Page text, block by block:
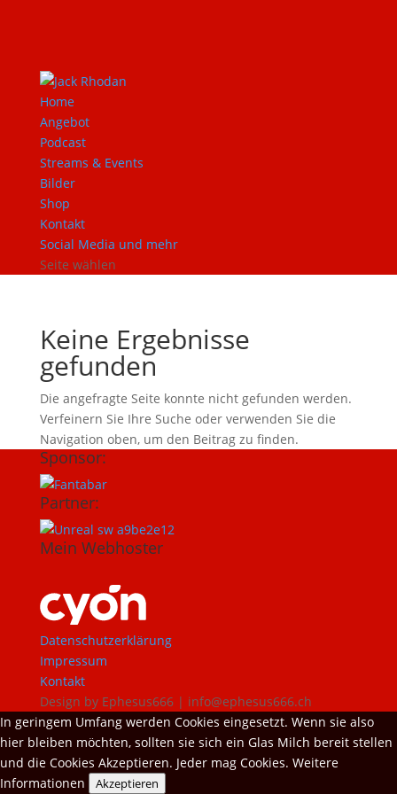
Home
Angebot
Podcast
Streams & Events
Bilder
Shop
Kontakt
Social Media und mehr
Seite wählen
Keine Ergebnisse
gefunden
Die angefragte Seite konnte nicht gefunden werden.
Verfeinern Sie Ihre Suche oder verwenden Sie die
Navigation oben, um den Beitrag zu finden.
Sponsor:
Partner:
Mein Webhoster
Datenschutzerklärung
Impressum
Kontakt
Design by Ephesus666 | info@ephesus666.ch
In geringem Umfang werden Cookies eingesetzt. Wenn sie also
hier bleiben möchten, sollten sie sich ein Glas Milch bereit stellen
und die Cookies Akzeptieren. Jeder mag Cookies. Weitere
Informationen
Akzeptieren